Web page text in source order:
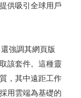
供吸引全球用戶
強調其網頁版
該套件。這種靈
，其中遠距工作
用雲端為基礎的